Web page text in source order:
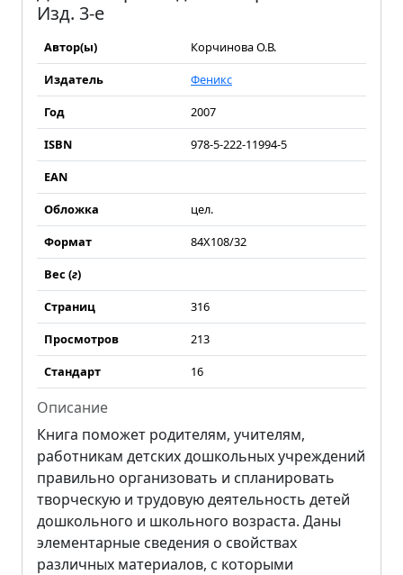
Изд. 3-е
Автор(ы)
Корчинова О.В.
Издатель
Феникс
Год
2007
ISBN
978-5-222-11994-5
EAN
Обложка
цел.
Формат
84Х108/32
Вес (г)
Страниц
316
Просмотров
213
Стандарт
16
Описание
Книга поможет родителям, учителям,
работникам детских дошкольных учреждений
правильно организовать и спланировать
творческую и трудовую деятельность детей
дошкольного и школьного возраста. Даны
элементарные сведения о свойствах
различных материалов, с которыми